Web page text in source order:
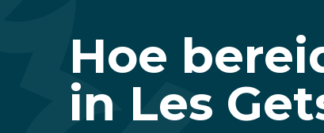
Hoe
in Les